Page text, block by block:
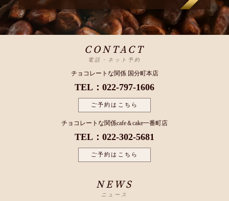
CONTACT
電話・ネット予約
チョコレートな関係 国分町本店
TEL：022-797-1606
ご予約はこちら
チョコレートな関係cafe＆cake一番町店
TEL：022-302-5681
ご予約はこちら
NEWS
ニュース